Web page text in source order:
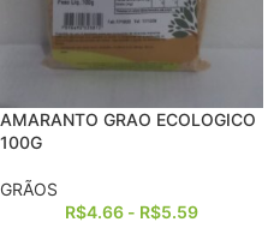
AMARANTO GRAO ECOLOGICO
100G
GRÃOS
R$4.66 - R$5.59